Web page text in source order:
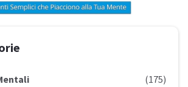
(175)